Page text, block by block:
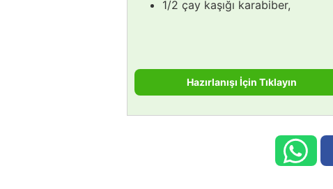
1/2 çay kaşığı karabiber,
Hazırlanışı İçin Tıklayın